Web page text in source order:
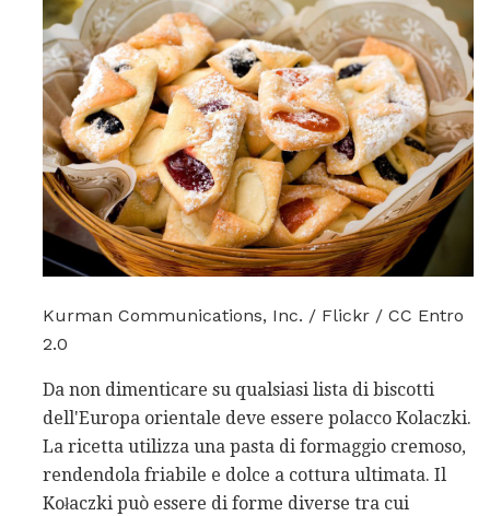
Kurman Communications, Inc. / Flickr / CC Entro
2.0
Da non dimenticare su qualsiasi lista di biscotti
dell'Europa orientale deve essere polacco Kolaczki.
La ricetta utilizza una pasta di formaggio cremoso,
rendendola friabile e dolce a cottura ultimata. Il
Kołaczki può essere di forme diverse tra cui